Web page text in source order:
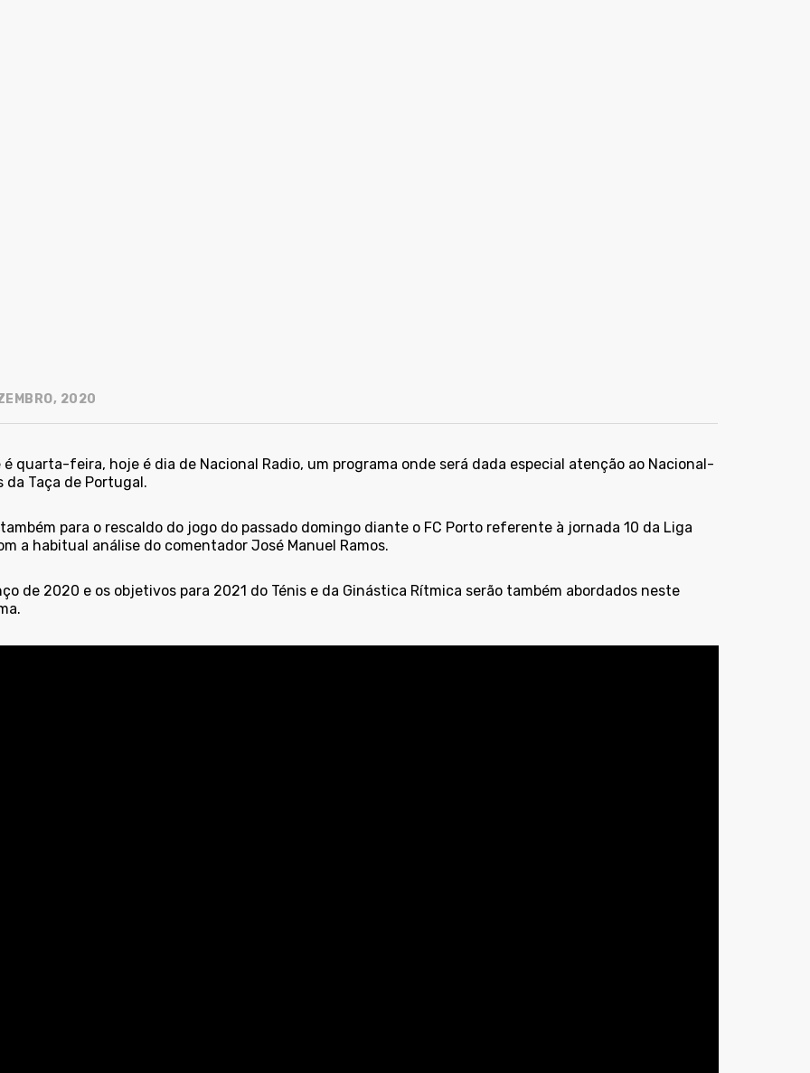
2020
é quarta-feira, hoje é dia de Nacional Radio, um programa onde será dada especial atenção ao Nacional-
da Taça de Portugal.
também para o rescaldo do jogo do passado domingo diante o FC Porto referente à jornada 10 da Liga
a habitual análise do comentador José Manuel Ramos.
de 2020 e os objetivos para 2021 do Ténis e da Ginástica Rítmica serão também abordados neste